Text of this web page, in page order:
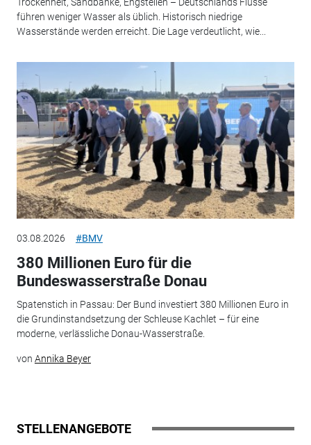
Trockenheit, Sandbänke, Engstellen – Deutschlands Flüsse
führen weniger Wasser als üblich. Historisch niedrige
Wasserstände werden erreicht. Die Lage verdeutlicht, wie...
03.08.2026 #BMV
380 Millionen Euro für die
Bundeswasserstraße Donau
Spatenstich in Passau: Der Bund investiert 380 Millionen Euro in
die Grundinstandsetzung der Schleuse Kachlet – für eine
moderne, verlässliche Donau-Wasserstraße.
von Annika Beyer
STELLENANGEBOTE